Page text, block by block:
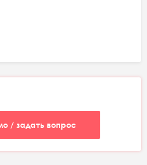
/ задать вопрос